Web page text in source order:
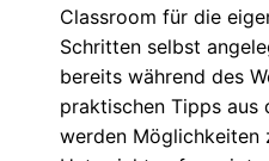
Classroom für die
Schritten selbst
bereits während des
praktischen Tipps aus
werden Möglichkeiten